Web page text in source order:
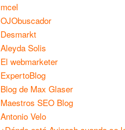
mcel
OJObuscador
Desmarkt
Aleyda Solis
El webmarketer
ExpertoBlog
Blog de Max Glaser
Maestros SEO Blog
Antonio Velo